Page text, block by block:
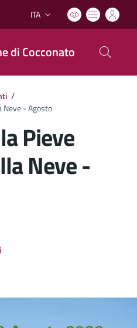
Lingua attiva:
ITA
di Cocconato
/
Neve - Agosto
Pieve
Neve -